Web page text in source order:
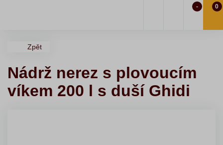
- 0
Zpět
Nádrž nerez s plovoucím
víkem 200 l s duší Ghidi